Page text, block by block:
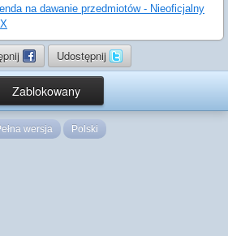
na dawanie przedmiotów - Nieoficjalny
Udostępnij
Zablokowany
wersja Polski